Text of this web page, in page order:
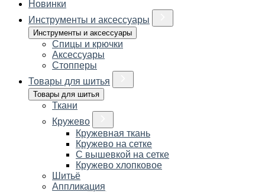
Новинки
Инструменты и аксессуары
Инструменты и аксессуары
Спицы и крючки
Аксессуары
Стопперы
Товары для шитья
Товары для шитья
Ткани
Кружево
Кружевная ткань
Кружево на сетке
С вышевкой на сетке
Кружево хлопковое
Шитьё
Аппликация